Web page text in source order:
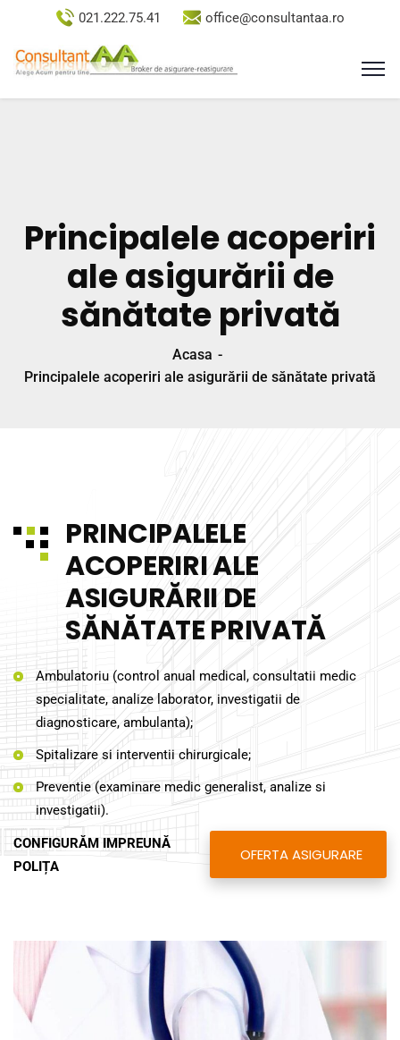
021.222.75.41 office@consultantaa.ro
Principalele acoperiri
ale asigurării de
sănătate privată
Acasa
Principalele acoperiri ale asigurării de sănătate privată
PRINCIPALELE
ACOPERIRI ALE
ASIGURĂRII DE
SĂNĂTATE PRIVATĂ
Ambulatoriu (control anual medical, consultatii medic
specialitate, analize laborator, investigatii de
diagnosticare, ambulanta);
Spitalizare si interventii chirurgicale;
Preventie (examinare medic generalist, analize si
investigatii).
CONFIGURĂM IMPREUNĂ
POLIȚA
OFERTA ASIGURARE